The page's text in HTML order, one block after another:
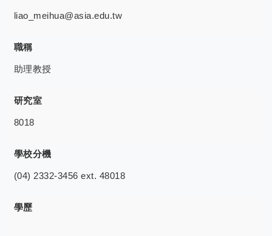
liao_meihua@asia.edu.tw
職稱
助理教授
研究室
8018
學校分機
(04) 2332-3456 ext. 48018
學歷